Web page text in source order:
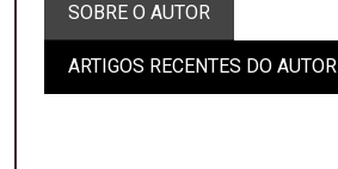
SOBRE O AUTOR
ARTIGOS RECENTES DO AUTOR